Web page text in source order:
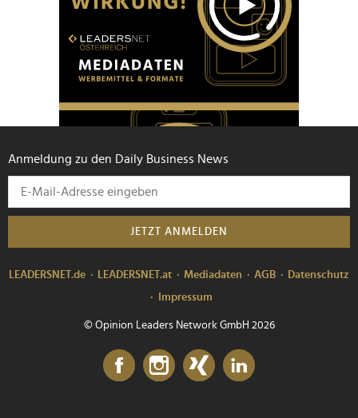
Anmeldung zu den Daily Business News
JETZT ANMELDEN
LEADERSNET.de LEADERSNET.at Mediadaten AGB
Datenschutz
Impressum
© Opinion Leaders Network GmbH 2026